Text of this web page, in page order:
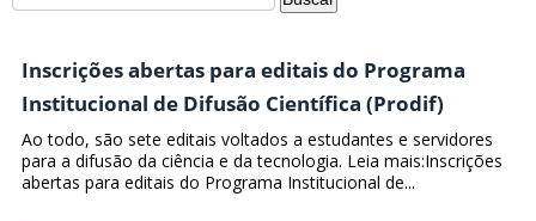
Inscrições abertas para editais do Programa
Institucional de Difusão Científica (Prodif)
Ao todo, são sete editais voltados a estudantes e servidores
para a difusão da ciência e da tecnologia. Leia mais:Inscrições
abertas para editais do Programa Institucional de...